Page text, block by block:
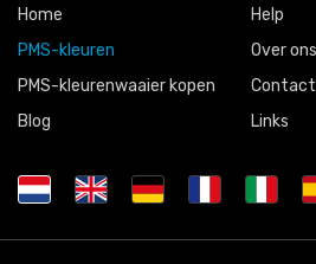
Home
PMS-kleuren
PMS-kleurenwaaier kopen
Blog
Help
Over ons
Contact
Links